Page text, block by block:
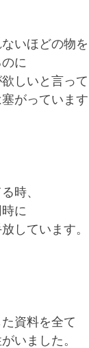
いほどの物を
に
しいと言っ
がっています
時、
に
しています。
資料を全て
いました。